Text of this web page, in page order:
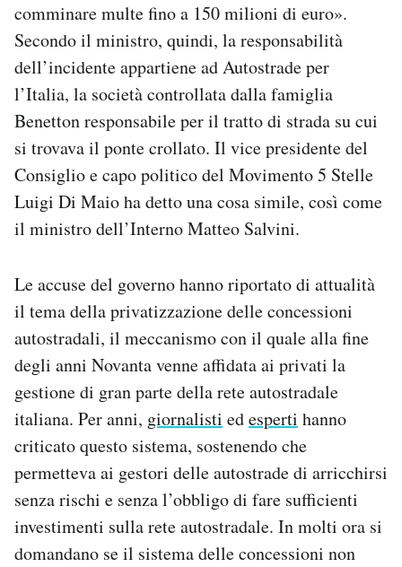
comminare multe fino a 150 milioni di euro».
Secondo il ministro, quindi, la responsabilità
dell’incidente appartiene ad Autostrade per
l’Italia, la società controllata dalla famiglia
Benetton responsabile per il tratto di strada su cui
si trovava il ponte crollato. Il vice presidente del
Consiglio e capo politico del Movimento 5 Stelle
Luigi Di Maio ha detto una cosa simile, così come
il ministro dell’Interno Matteo Salvini.
Le accuse del governo hanno riportato di attualità
il tema della privatizzazione delle concessioni
autostradali, il meccanismo con il quale alla fine
degli anni Novanta venne affidata ai privati la
gestione di gran parte della rete autostradale
italiana. Per anni, giornalisti edesperti hanno
criticato questo sistema, sostenendo che
permetteva ai gestori delle autostrade di arricchirsi
senza rischi e senza l’obbligo di fare sufficienti
investimenti sulla rete autostradale. In molti ora si
domandano se il sistema delle concessioni non